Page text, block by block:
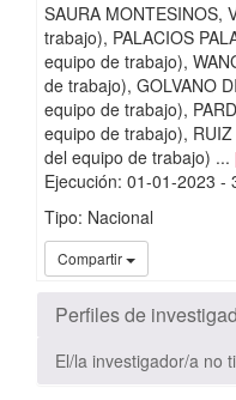
SAURA MONTESINOS,
trabajo) PALACIOS
equipo de trabajo)
de trabajo) GOLVANO
equipo de trabajo)
equipo de trabajo)
del equipo de trabajo) ...
Ejecución: 01-01-2023 -
Tipo: Nacional
Compartir
Perfiles de
El/la investigador/a no